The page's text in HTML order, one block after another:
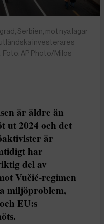
Serbien, mot nya lagar
investerares
Foto: AP Photo/Milos
är äldre än
ut 2024 och det
är
har
del av
Vučić-regimen
miljöproblem,
EU:s